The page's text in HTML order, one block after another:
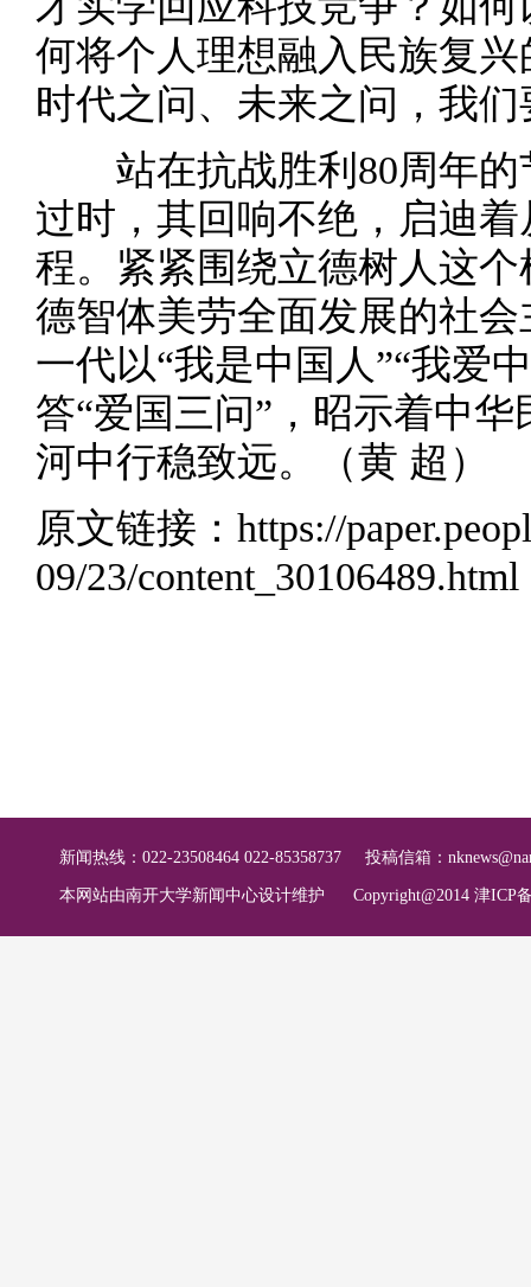
何将个人理想融入民族复
时代之问、未来之问，我
站在抗战胜利80周年的
过时，其回响不绝，启迪
程。紧紧围绕立德树人这
德智体美劳全面发展的社
一代以“我是中国人”“我爱
答“爱国三问”，昭示着中
河中行稳致远。（黄 超）
原文链接： https://
09/23/content_30106489.html
新闻热线：022-23508464 022-85358737 投稿信箱：
本网站由南开大学新闻中心设计维护 Copyright@2014 津ICP